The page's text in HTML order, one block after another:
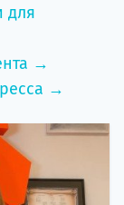
для
→
→